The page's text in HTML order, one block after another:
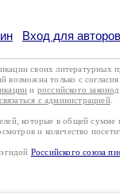
Вход для авторов
своих литературных
возможна только с
и российского
связаться с администрацией.
которые в общей
и количество
Российского союза